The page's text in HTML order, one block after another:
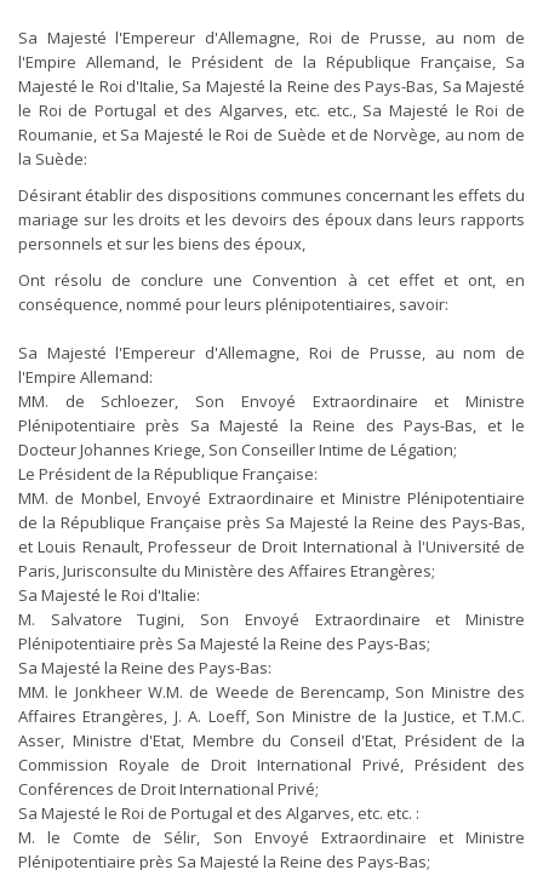
Sa Majesté l'Empereur d'Allemagne, Roi de Prusse, au nom de
l'Empire Allemand, le Président de la République Française, Sa
Majesté le Roi d'Italie, Sa Majesté la Reine des Pays-Bas, Sa Majesté
le Roi de Portugal et des Algarves, etc. etc., Sa Majesté le Roi de
Roumanie, et Sa Majesté le Roi de Suède et de Norvège, au nom de
la Suède:
Désirant établir des dispositions communes concernant les effets du
mariage sur les droits et les devoirs des époux dans leurs rapports
personnels et sur les biens des époux,
Ont résolu de conclure une Convention à cet effet et ont, en
conséquence, nommé pour leurs plénipotentiaires, savoir:
Sa Majesté l'Empereur d'Allemagne, Roi de Prusse, au nom de
l'Empire Allemand:
MM. de Schloezer, Son Envoyé Extraordinaire et Ministre
Plénipotentiaire près Sa Majesté la Reine des Pays-Bas, et le
Docteur Johannes Kriege, Son Conseiller Intime de Légation;
Le Président de la République Française:
MM. de Monbel, Envoyé Extraordinaire et Ministre Plénipotentiaire
de la République Française près Sa Majesté la Reine des Pays-Bas,
et Louis Renault, Professeur de Droit International à l'Université de
Paris, Jurisconsulte du Ministère des Affaires Etrangères;
Sa Majesté le Roi d'Italie:
M. Salvatore Tugini, Son Envoyé Extraordinaire et Ministre
Plénipotentiaire près Sa Majesté la Reine des Pays-Bas;
Sa Majesté la Reine des Pays-Bas:
MM. le Jonkheer W.M. de Weede de Berencamp, Son Ministre des
Affaires Etrangères, J. A. Loeff, Son Ministre de la Justice, et T.M.C.
Asser, Ministre d'Etat, Membre du Conseil d'Etat, Président de la
Commission Royale de Droit International Privé, Président des
Conférences de Droit International Privé;
Sa Majesté le Roi de Portugal et des Algarves, etc. etc. :
M. le Comte de Sélir, Son Envoyé Extraordinaire et Ministre
Plénipotentiaire près Sa Majesté la Reine des Pays-Bas;